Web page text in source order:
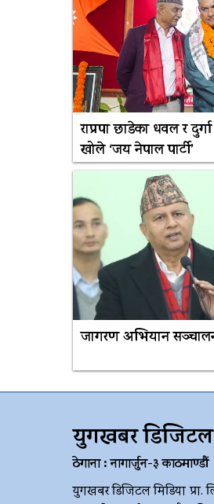
राप्रपा छाडेका धवल र
खोले ‘जय नेपाल पार्टी’
जागरण अभियान
युगखबर डिजिटल
ठेगाना : नागार्जुन-३ काठमाण्डौं
युगखबर डिजिटल मिडिया प्रा.